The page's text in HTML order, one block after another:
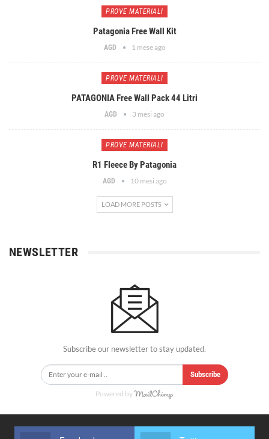
PROVE MATERIALI
Patagonia Free Wall Kit
AGD 1 mese ago
PROVE MATERIALI
PATAGONIA Free Wall Pack 44 Litri
AGD 3 mesi ago
PROVE MATERIALI
R1 Fleece By Patagonia
AGD 10 mesi ago
LOAD MORE POSTS
NEWSLETTER
Subscribe our newsletter to stay updated.
Subscribe
Powered by